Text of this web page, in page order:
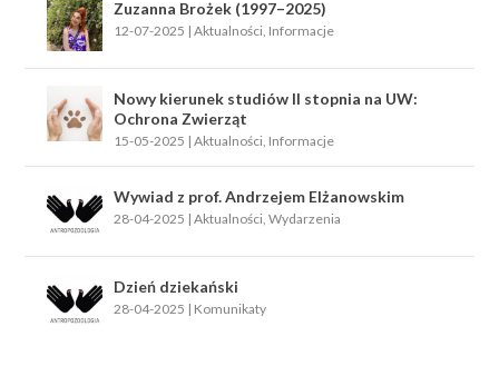
Zuzanna Brożek (1997–2025)
12-07-2025 |Aktualności Informacje
Nowy kierunek studiów II stopnia na UW:
Ochrona Zwierząt
15-05-2025 |Aktualności Informacje
Wywiad z prof. Andrzejem Elżanowskim
28-04-2025 |Aktualności ,Wydarzenia
Dzień dziekański
28-04-2025 | Komunikaty